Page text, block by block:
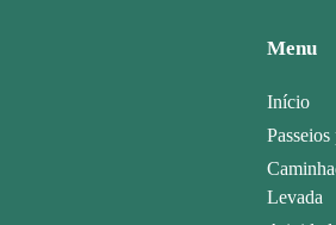
Menu
Início
Levada